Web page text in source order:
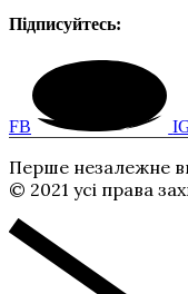
Підписуйтесь:
FB
Перше незалежне
© 2021 усі права